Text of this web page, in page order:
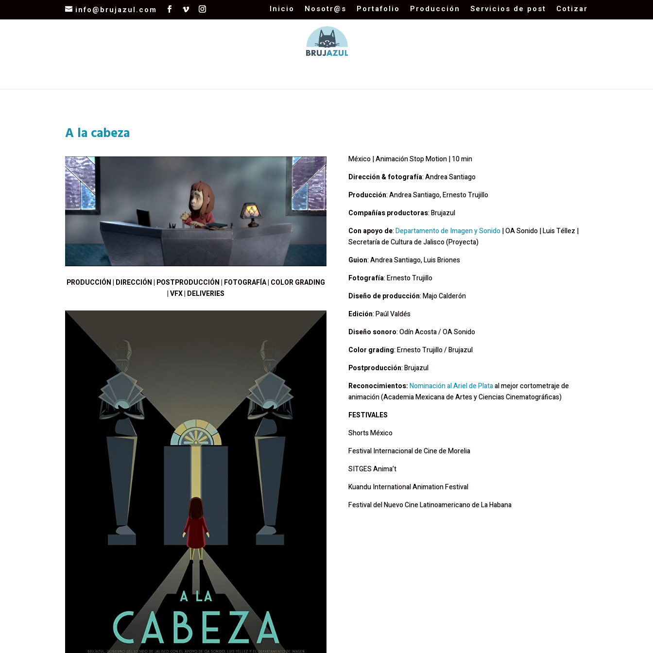
info@brujazul.com Inicio Nosotr@s Portafolio Producción Servicios de post Cotizar
A la cabeza
PRODUCCIÓN | DIRECCIÓN | POSTPRODUCCIÓN | FOTOGRAFÍA | COLOR GRADING
| VFX | DELIVERIES
México | Animación Stop Motion | 10 min
Dirección & fotografía: Andrea Santiago
Producción: Andrea Santiago, Ernesto Trujillo
Compañías productoras: Brujazul
Con apoyo de:Departamento de Imagen y Sonido | OA Sonido | Luis Téllez |
Secretaría de Cultura de Jalisco (Proyecta)
Guion: Andrea Santiago, Luis Briones
Fotografía: Ernesto Trujillo
Diseño de producción: Majo Calderón
Edición: Paúl Valdés
Diseño sonoro: Odín Acosta / OA Sonido
Color grading: Ernesto Trujillo / Brujazul
Postproducción: Brujazul
Reconocimientos:Nominación al Ariel de Plataal mejor cortometraje de
animación (Academia Mexicana de Artes y Ciencias Cinematográficas)
FESTIVALES
Shorts México
Festival Internacional de Cine de Morelia
SITGES Anima’t
Kuandu International Animation Festival
Festival del Nuevo Cine Latinoamericano de La Habana